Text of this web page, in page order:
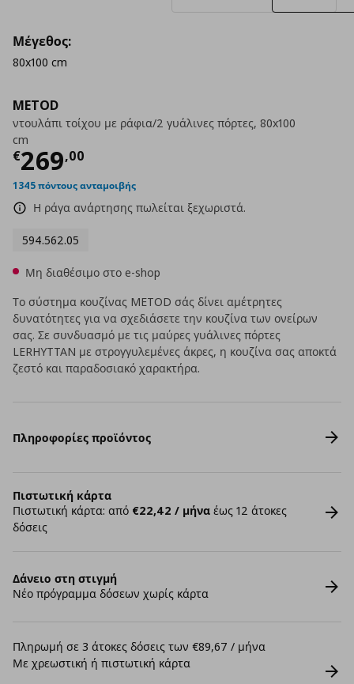
METOD
ντουλάπι τοίχου με ράφια/2 γυάλινες πόρτες, 80x100
cm
€269,00
Τρέχουσα τιμή
1345 πόντους ανταμοιβής
Η ράγα ανάρτησης πωλείται ξεχωριστά.
594.562.05
Μέγεθος:
80x100 cm
Μη διαθέσιμο στο e-shop
Το σύστημα κουζίνας METOD σάς δίνει αμέτρητες
δυνατότητες για να σχεδιάσετε την κουζίνα των ονείρων
σας. Σε συνδυασμό με τις μαύρες γυάλινες πόρτες
LERHYTTAN με στρογγυλεμένες άκρες, η κουζίνα σας αποκτά
ζεστό και παραδοσιακό χαρακτήρα.
Πληροφορίες προϊόντος
Πιστωτική κάρτα
Πιστωτική κάρτα: από €22,42 / μήνα έως 12 άτοκες
δόσεις
Δάνειο στη στιγμή
Νέο πρόγραμμα δόσεων χωρίς κάρτα
Πληρωμή σε 3 άτοκες δόσεις των €89,67 / μήνα
Με χρεωστική ή πιστωτική κάρτα